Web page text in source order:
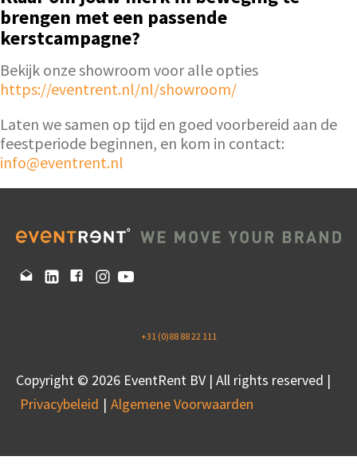
brengen met een passende
kerstcampagne?
Bekijk onze showroom voor alle opties
https://eventrent.nl/nl/showroom/
Laten we samen op tijd en goed voorbereid aan de
feestperiode beginnen, en kom in contact:
info@eventrent.nl
+31 (0)88 88 22 111
Copyright © 2026 EventRent BV | All rights reserved |
Privacybeleid
Algemene Voorwaarden